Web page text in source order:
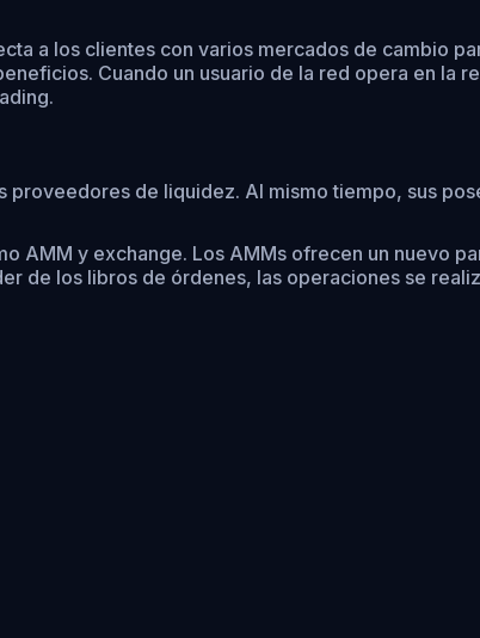
a los clientes con varios mercados de cambio
Cuando un usuario de la red opera en la
de liquidez. Al mismo tiempo, sus
AMM y exchange. Los AMMs ofrecen un nuevo
de los libros de órdenes, las operaciones se